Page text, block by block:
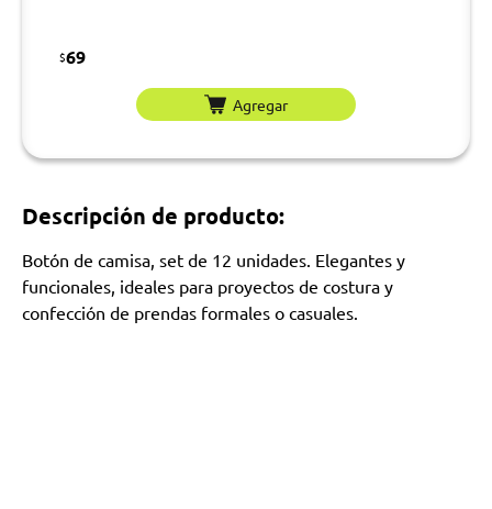
$69
Agregar
Descripción de producto:
Botón de camisa, set de 12 unidades. Elegantes y
funcionales, ideales para proyectos de costura y
confección de prendas formales o casuales.